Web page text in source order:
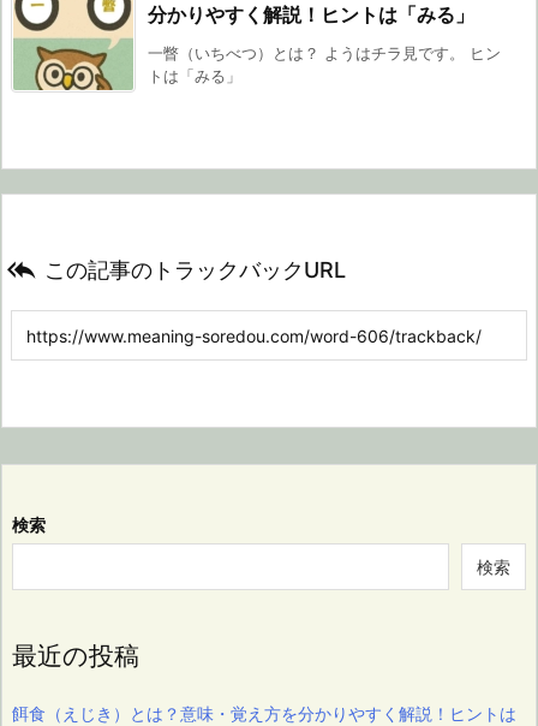
分かりやすく解説！ヒントは「みる」
一瞥（いちべつ）とは？ ようはチラ見です。 ヒン
トは「みる」
 この記事のトラックバックURL
検索
検索
最近の投稿
餌食（えじき）とは？意味・覚え方を分かりやすく解説！ヒントは